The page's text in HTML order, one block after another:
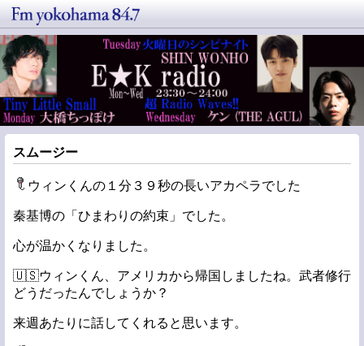
スムージー
ウィンくんの１分３９秒の長いアカペラでした
秦基博の「ひまわりの約束」でした。
心が温かくなりました。
🇺🇸ウィンくん、アメリカから帰国しましたね。武者修行
どうだったんでしょうか？
来週あたりに話してくれると思います。